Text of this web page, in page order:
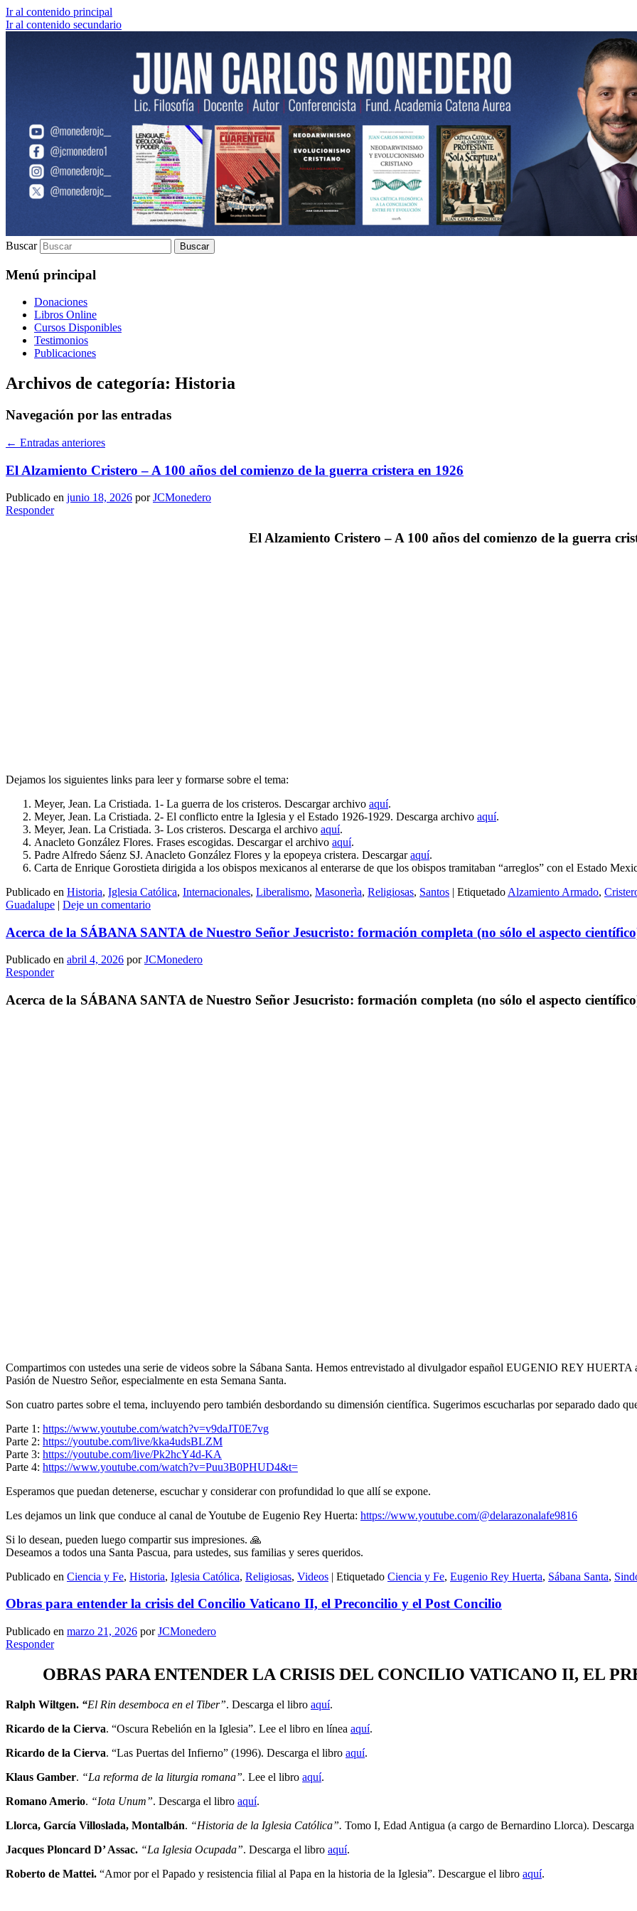
Ir al contenido principal
Ir al contenido secundario
Juan Carlos Monedero
Lic. Filosofía | Docente | Autor | Conferencista | Fund. Academia Catena Aurea
Buscar
Menú principal
Donaciones
Libros Online
Cursos Disponibles
Testimonios
Publicaciones
Archivos de categoría: Historia
Navegación por las entradas
← Entradas anteriores
El Alzamiento Cristero – A 100 años del comienzo de la guerra cristera en 1926
Publicado en junio 18, 2026 porJCMonedero
Responder
El Alzamiento Cristero – A 100 años del comienzo de la guerra
Dejamos los siguientes links para leer y formarse sobre el tema:
Meyer, Jean. La Cristiada. 1- La guerra de los cristeros. Descargar archivo aquí.
Meyer, Jean. La Cristiada. 2- El conflicto entre la Iglesia y el Estado 1926-1929. Descarga archivo aquí.
Meyer, Jean. La Cristiada. 3- Los cristeros. Descarga el archivo aquí.
Anacleto González Flores. Frases escogidas. Descargar el archivo aquí.
Padre Alfredo Sáenz SJ. Anacleto González Flores y la epopeya cristera. Descargaraquí.
Carta de Enrique Gorostieta dirigida a los obispos mexicanos al enterarse de que los obispos tramitaban “arreglos” con el Estado
Publicado en Historia, Iglesia Católica, Internacionales, Liberalismo, Masonerìa, Religiosas, Santos | Etiquetado Alzamiento Armado,
Guadalupe | Deje un comentario
Acerca de la SÁBANA SANTA de Nuestro Señor Jesucristo: formación completa (no sólo el aspecto
Publicado en abril 4, 2026 porJCMonedero
Responder
Acerca de la SÁBANA SANTA de Nuestro Señor Jesucristo: formación completa (no sólo el aspecto
Compartimos con ustedes una serie de videos sobre la Sábana Santa. Hemos entrevistado al divulgador español EUGENIO REY HUERTA
Pasión de Nuestro Señor, especialmente en esta Semana Santa.
Son cuatro partes sobre el tema, incluyendo pero también desbordando su dimensión científica. Sugerimos escucharlas por separado dado
Parte 1: https://www.youtube.com/watch?v=v9daJT0E7vg
Parte 2: https://youtube.com/live/kka4udsBLZM
Parte 3: https://youtube.com/live/Pk2hcY4d-KA
Parte 4: https://www.youtube.com/watch?v=Puu3B0PHUD4&t=
Esperamos que puedan detenerse, escuchar y considerar con profundidad lo que allí se expone.
Les dejamos un link que conduce al canal de Youtube de Eugenio Rey Huerta: https://www.youtube.com/@delarazonalafe9816
Si lo desean, pueden luego compartir sus impresiones. 🙏
Deseamos a todos una Santa Pascua, para ustedes, sus familias y seres queridos.
Publicado en Ciencia y Fe, Historia, Iglesia Católica, Religiosas, Videos | Etiquetado Ciencia y Fe, Eugenio Rey Huerta, Sábana Santa,
Obras para entender la crisis del Concilio Vaticano II, el Preconcilio y el Post Concilio
Publicado en marzo 21, 2026 porJCMonedero
Responder
OBRAS PARA ENTENDER LA CRISIS DEL CONCILIO VATICANO II, EL
Ralph Wiltgen. “El Rin desemboca en el Tiber”. Descarga el libro aquí.
Ricardo de la Cierva. “Oscura Rebelión en la Iglesia”. Lee el libro en línea aquí.
Ricardo de la Cierva. “Las Puertas del Infierno” (1996). Descarga el libro aquí.
Klaus Gamber. “La reforma de la liturgia romana”. Lee el libro aquí.
Romano Amerio. “Iota Unum”. Descarga el libro aquí.
Llorca, García Villoslada, Montalbán. “Historia de la Iglesia Católica”. Tomo I, Edad Antigua (a cargo de Bernardino Llorca).
Jacques Ploncard D’ Assac. “La Iglesia Ocupada”. Descarga el libro aquí.
Roberto de Mattei. “Amor por el Papado y resistencia filial al Papa en la historia de la Iglesia”. Descargue el libro aquí.